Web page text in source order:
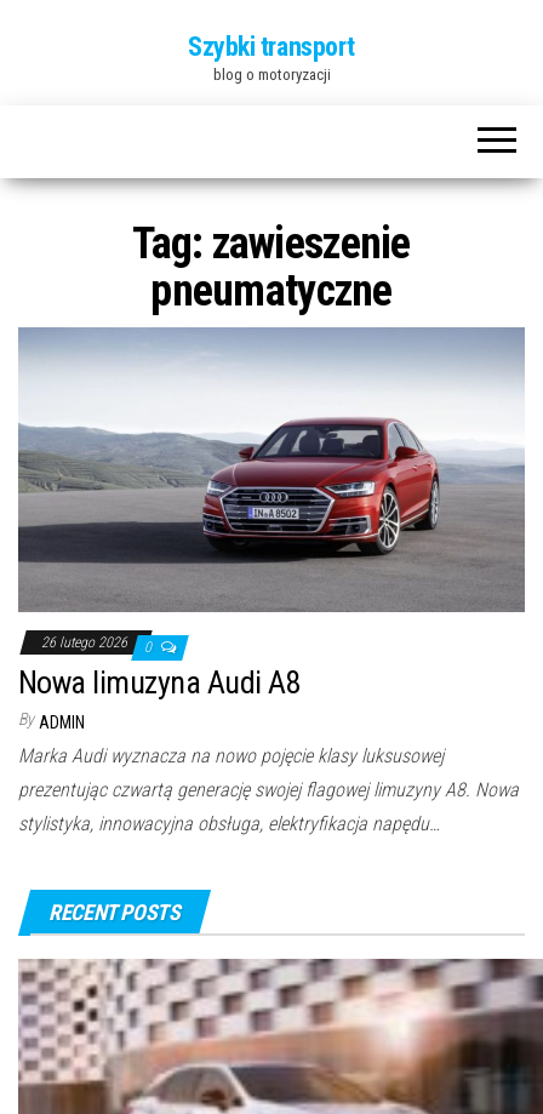
Szybki transport
blog o motoryzacji
Tag: zawieszenie
pneumatyczne
26 lutego 2026 0
Nowa limuzyna Audi A8
By ADMIN
Marka Audi wyznacza na nowo pojęcie klasy luksusowej
prezentując czwartą generację swojej flagowej limuzyny A8. Nowa
stylistyka, innowacyjna obsługa, elektryfikacja napędu…
RECENT POSTS